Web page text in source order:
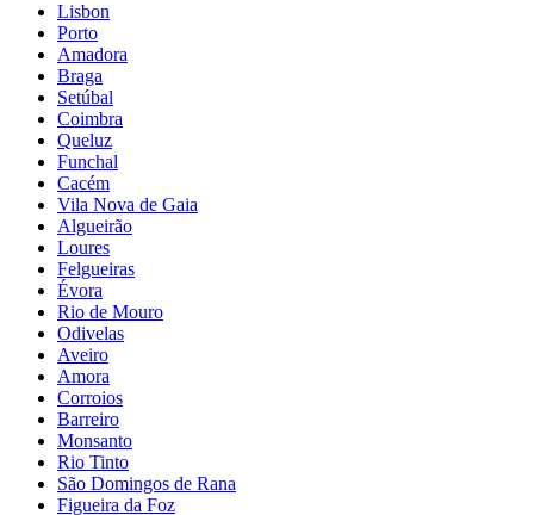
Lisbon
Porto
Amadora
Braga
Setúbal
Coimbra
Queluz
Funchal
Cacém
Vila Nova de Gaia
Algueirão
Loures
Felgueiras
Évora
Rio de Mouro
Odivelas
Aveiro
Amora
Corroios
Barreiro
Monsanto
Rio Tinto
São Domingos de Rana
Figueira da Foz